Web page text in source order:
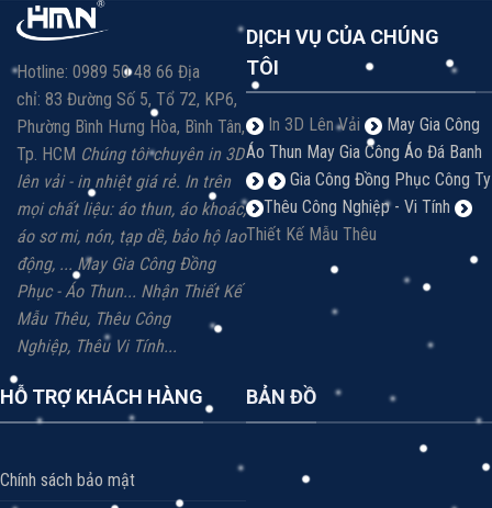
Hotline: 0989 50 48 66 Địa
chỉ: 83 Đường Số 5, Tổ 72, KP6,
Phường Bình Hưng Hòa, Bình Tân,
Tp. HCM Chúng tôi chuyên in 3D
lên vải - in nhiệt giá rẻ. In trên
mọi chất liệu: áo thun, áo khoác,
áo sơ mi, nón, tạp dề, bảo hộ lao
động, ... May Gia Công Đồng
Phục - Áo Thun... Nhận Thiết Kế
Mẫu Thêu, Thêu Công
Nghiệp, Thêu Vi Tính...
DỊCH VỤ CỦA CHÚNG
TÔI
In 3D Lên Vải
May Gia Công
Áo Thun May Gia Công Áo Đá Banh
Gia Công Đồng Phục Công Ty
Thêu Công Nghiệp - Vi Tính
Thiết Kế Mẫu Thêu
HỖ TRỢ KHÁCH HÀNG
Chính sách bảo mật
BẢN ĐỒ